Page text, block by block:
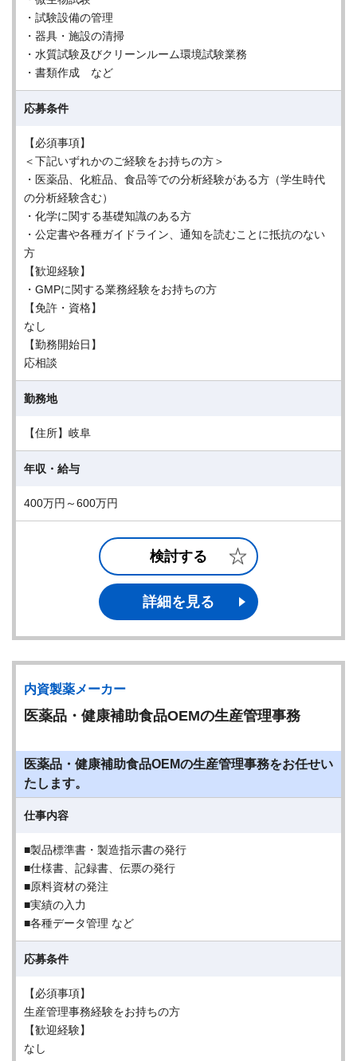
・試験設備の管理
・器具・施設の清掃
・水質試験及びクリーンルーム環境試験業務
・書類作成 など
応募条件
【必須事項】
＜下記いずれかのご経験をお持ちの方＞
・医薬品、化粧品、食品等での分析経験がある方（学生時代
の分析経験含む）
・化学に関する基礎知識のある方
・公定書や各種ガイドライン、通知を読むことに抵抗のない
方
【歓迎経験】
・GMPに関する業務経験をお持ちの方
【免許・資格】
なし
【勤務開始日】
応相談
勤務地
【住所】岐阜
年収・給与
400万円～600万円
検討する
詳細を見る
内資製薬メーカー
医薬品・健康補助食品OEMの生産管理事務
医薬品・健康補助食品OEMの生産管理事務をお任せい
たします。
仕事内容
■製品標準書・製造指示書の発行
■仕様書、記録書、伝票の発行
■原料資材の発注
■実績の入力
■各種データ管理 など
応募条件
【必須事項】
生産管理事務経験をお持ちの方
【歓迎経験】
なし